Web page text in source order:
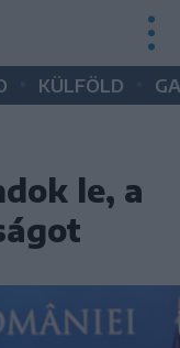
KÜLFÖLD
le, a